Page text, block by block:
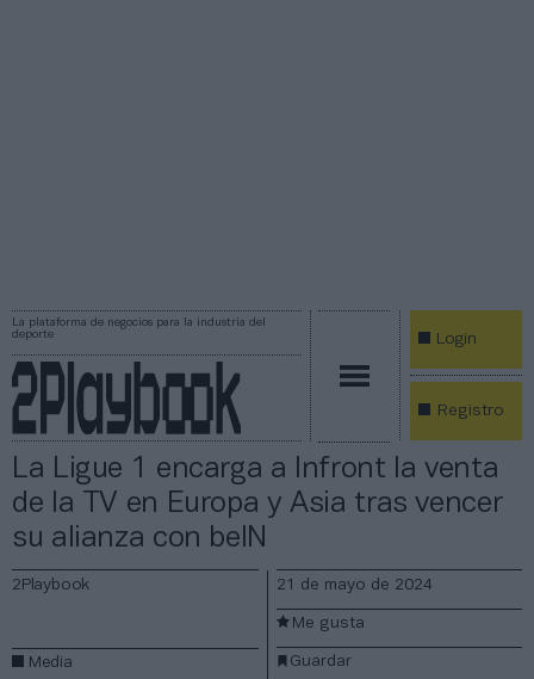
La plataforma de negocios para la industria del
deporte
Login
Registro
La Ligue 1 encarga a Infront la venta
de la TV en Europa y Asia tras vencer
su alianza con beIN
2Playbook
Media
21 de mayo de 2024
Guardar
Me gusta